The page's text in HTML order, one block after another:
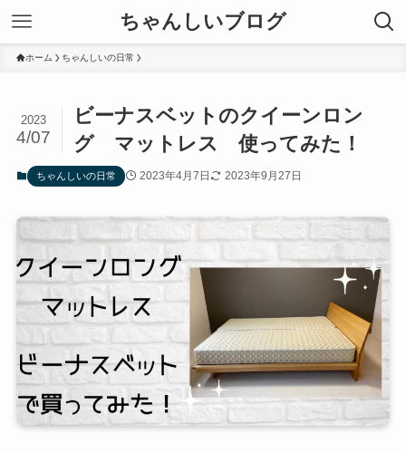
ちゃんしいブログ
ホーム ちゃんしいの日常
ビーナスベットのクイーンロン
グ マットレス 使ってみた！
2023
4/07
ちゃんしいの日常 2023年4月7日 2023年9月27日